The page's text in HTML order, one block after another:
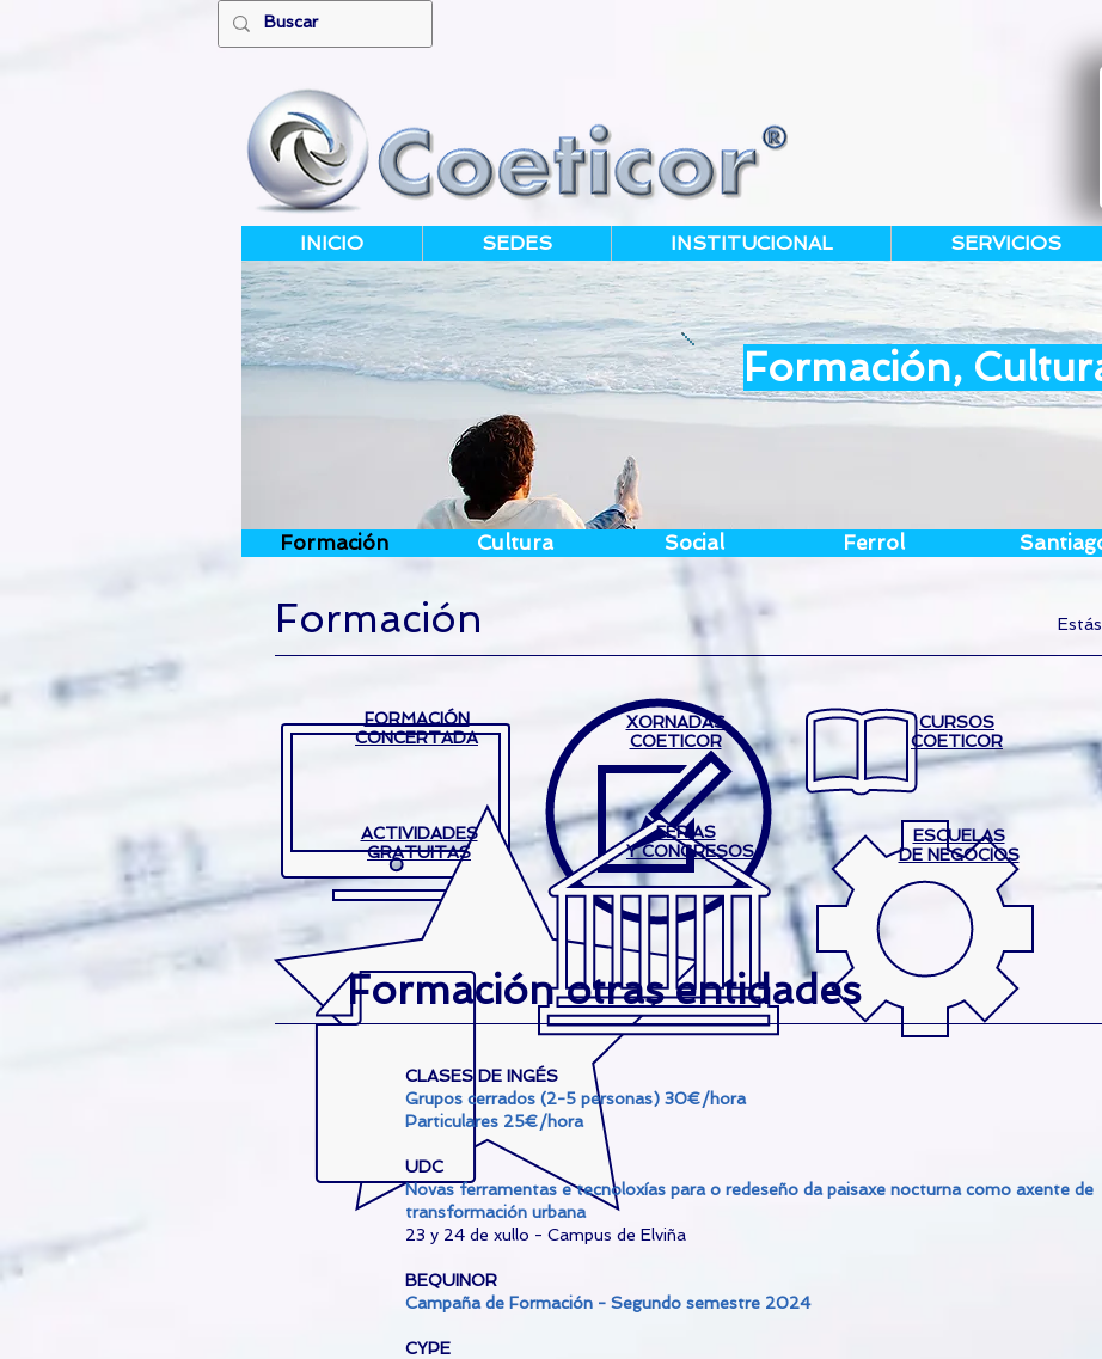
INICIO SEDES INSTITUCIONAL SERVICIOS
Formación,
Formación Cultura Social Ferrol
Formación
FORMACIÓN
CONCERTADA
XORNADAS
COETICOR
CURSOS
COETICOR
ACTIVIDADES
GRATUITAS
FERIAS
Y CONGRESOS
ESCUELAS
DE NEGOCIOS
Formación otras entidades
CLASES DE INGÉS
Grupos cerrados (2-5 personas) 30€/hora
Particulares 25€/hora
UDC
Novas ferramentas e tecnoloxías para o redeseño da paisaxe nocturna como axente de
transformación urbana
23 y 24 de xullo - Campus de Elviña
BEQUINOR
Campaña de Formación - Segundo semestre 2024
CYPE